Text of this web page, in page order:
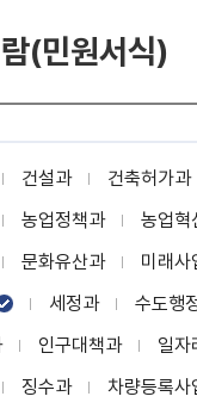
(민원서식)
건설과 건축허가과
농업정책과 농업혁
문화유산과 미래사
세정과 수도행
인구대책과 일자
징수과 차량등록사